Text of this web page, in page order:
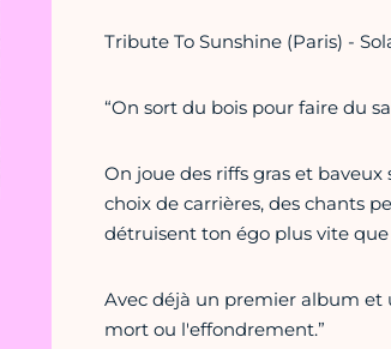
Tribute To Sunshine (Paris) -
“On sort du bois pour faire du
On joue des riffs gras et
choix de carrières, des chants
détruisent ton égo plus vite
Avec déjà un premier album et
mort ou l'effondrement.”